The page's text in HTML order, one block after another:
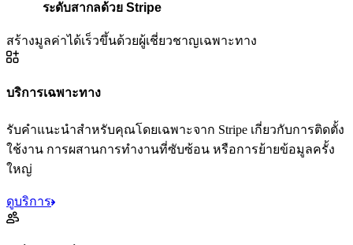
ระดับสากลด้วย Stripe
สร้างมูลค่าได้เร็วขึ้นด้วยผู้เชี่ยวชาญเฉพาะทาง
บริการเฉพาะทาง
รับคําแนะนําสำหรับคุณโดยเฉพาะจาก Stripe เกี่ยวกับการติดตั้ง
ใช้งาน การผสานการทํางานที่ซับซ้อน หรือการย้ายข้อมูลครั้ง
ใหญ่
ดูบริการ